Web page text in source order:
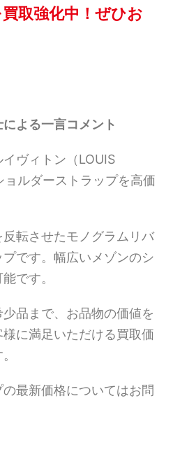
取強化中！ぜひお
よる一言コメント
ヴィトン（LOUIS
ルダーストラップを高価
転させたモノグラムリバ
です。幅広いメゾンのシ
です。
品まで、お品物の価値を
に満足いただける買取価
最新価格についてはお問